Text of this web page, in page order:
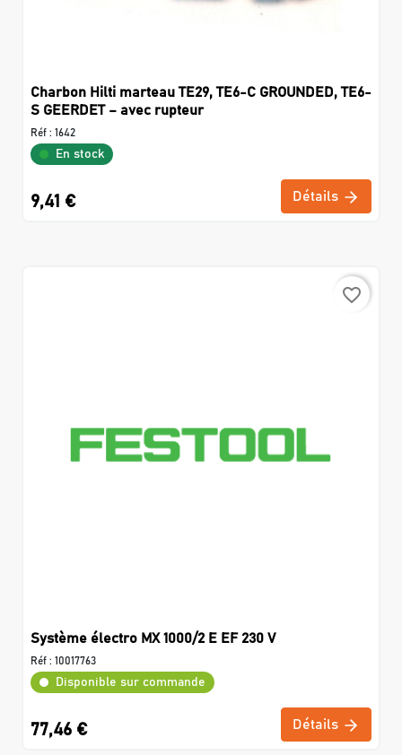
Charbon Hilti marteau TE29, TE6-C GROUNDED, TE6-
S GEERDET – avec rupteur
Réf : 1642
En stock
9,41 € Détails
favorite_border
Système électro MX 1000/2 E EF 230 V
Réf : 10017763
Disponible sur commande
77,46 € Détails